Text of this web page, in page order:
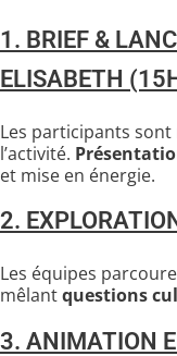
1. BRIEF &
ELISABETH
Les participants
l’activité.
et mise en énergie.
2.
Les équipes
mêlantquestions
3. ANIMATION